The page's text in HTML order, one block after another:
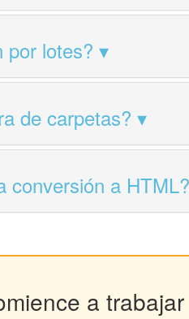
por lotes?
de carpetas?
conversión a HTML?
a